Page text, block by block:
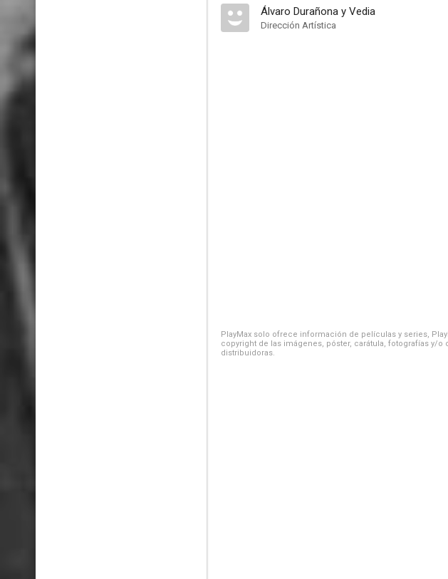
Álvaro Durañona y Vedia
Dirección Artística
PlayMax solo ofrece información de películas y series,
copyright de las imágenes, póster, carátula, fotografías y/
distribuidoras.